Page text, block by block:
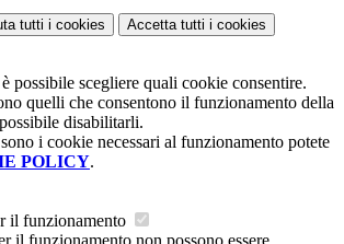
tutti i cookies Accetta tutti i cookies
possibile scegliere quali cookie consentire.
quelli che consentono il funzionamento della
disabilitarli.
i cookie necessari al funzionamento potete
POLICY.
il funzionamento